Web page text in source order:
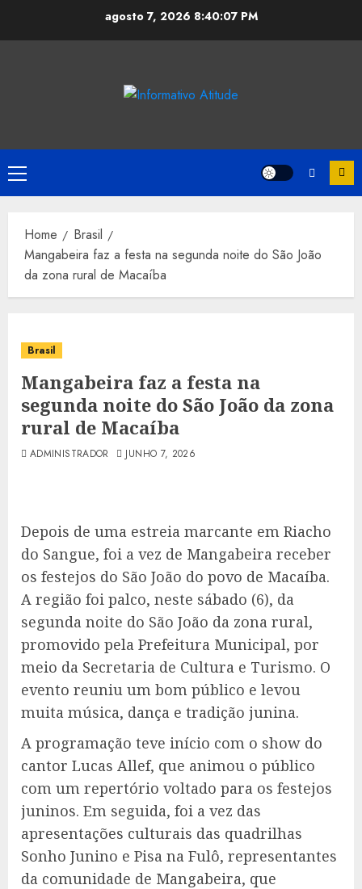
agosto 7, 2026 8:40:08 PM
Primary
Menu
Home
Brasil
Mangabeira faz a festa na segunda noite do São João
da zona rural de Macaíba
Brasil
Mangabeira faz a festa na
segunda noite do São João da zona
rural de Macaíba
ADMINISTRADOR JUNHO 7, 2026
Depois de uma estreia marcante em Riacho
do Sangue, foi a vez de Mangabeira receber
os festejos do São João do povo de Macaíba.
A região foi palco, neste sábado (6), da
segunda noite do São João da zona rural,
promovido pela Prefeitura Municipal, por
meio da Secretaria de Cultura e Turismo. O
evento reuniu um bom público e levou
muita música, dança e tradição junina.
A programação teve início com o show do
cantor Lucas Allef, que animou o público
com um repertório voltado para os festejos
juninos. Em seguida, foi a vez das
apresentações culturais das quadrilhas
Sonho Junino e Pisa na Fulô, representantes
da comunidade de Mangabeira, que